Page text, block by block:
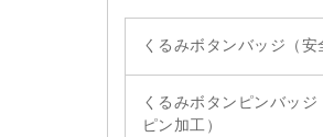
くるみボタンバッジ（安
くるみボタンピンバッジ
ピン加工）